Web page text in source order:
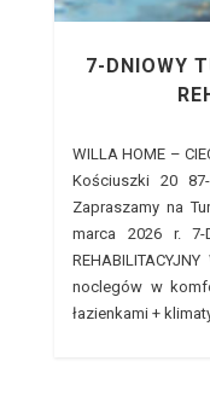
7-DNIOWY
WILLA HOME –
Kościuszki 20 87-
Zapraszamy na
marca 2026 r. 7-
noclegów w
łazienkami +